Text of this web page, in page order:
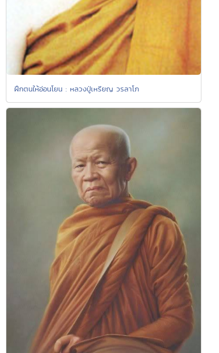
ฝึกตนให้อ่อนโยน : หลวงปู่เหรียญ วรลาโภ